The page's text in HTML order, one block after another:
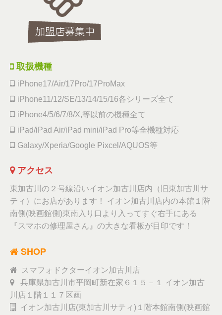
取扱機種
iPhone17/Air/17Pro/17ProMax
iPhone11/12/SE/13/14/15/16各シリーズ全て
iPhone4/5/6/7/8/X,等以前の機種全て
iPad/iPad Air/iPad mini/iPad Pro等全機種対応
Galaxy/Xperia/Google Pixcel/AQUOS等
アクセス
東加古川の２号線沿いイオン加古川店内（旧東加古川サ
ティ）にお店があります！ イオン加古川店内の本館１階
南側(映画館側)東南入り口より入ってすぐ右手にある
『スマホの修理屋さん』の大きな看板が目印です！
SHOP
スマフォドクターイオン加古川店
兵庫県加古川市平岡町新在家６１５－１ イオン加古
川店１階１１７区画
イオン加古川店(東加古川サティ)１階本館南側(映画館